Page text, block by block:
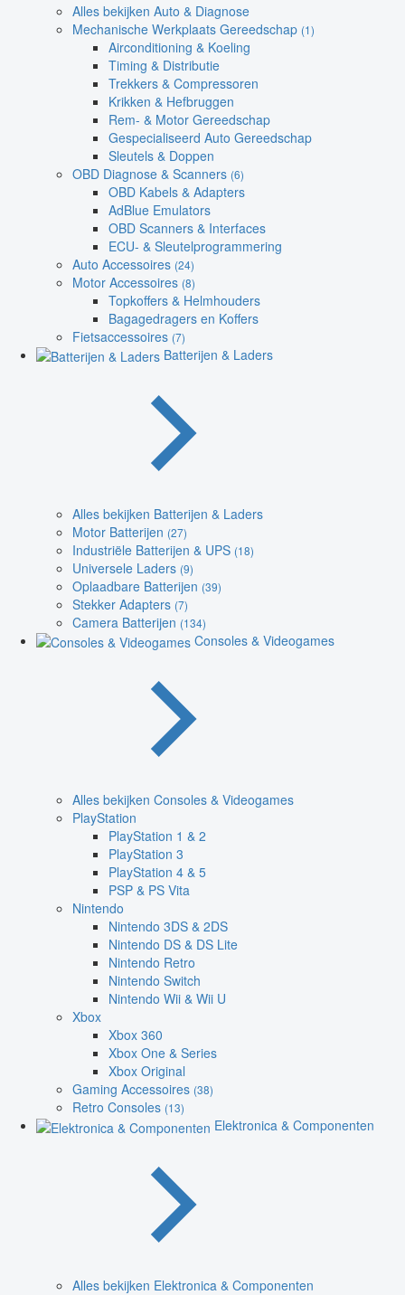
Alles bekijken Auto & Diagnose
Mechanische Werkplaats Gereedschap (1)
Airconditioning & Koeling
Timing & Distributie
Trekkers & Compressoren
Krikken & Hefbruggen
Rem- & Motor Gereedschap
Gespecialiseerd Auto Gereedschap
Sleutels & Doppen
OBD Diagnose & Scanners (6)
OBD Kabels & Adapters
AdBlue Emulators
OBD Scanners & Interfaces
ECU- & Sleutelprogrammering
Auto Accessoires (24)
Motor Accessoires (8)
Topkoffers & Helmhouders
Bagagedragers en Koffers
Fietsaccessoires (7)
Batterijen & Laders
Alles bekijken Batterijen & Laders
Motor Batterijen (27)
Industriële Batterijen & UPS (18)
Universele Laders (9)
Oplaadbare Batterijen (39)
Stekker Adapters (7)
Camera Batterijen (134)
Consoles & Videogames
Alles bekijken Consoles & Videogames
PlayStation
PlayStation 1 & 2
PlayStation 3
PlayStation 4 & 5
PSP & PS Vita
Nintendo
Nintendo 3DS & 2DS
Nintendo DS & DS Lite
Nintendo Retro
Nintendo Switch
Nintendo Wii & Wii U
Xbox
Xbox 360
Xbox One & Series
Xbox Original
Gaming Accessoires (38)
Retro Consoles (13)
Elektronica & Componenten
Alles bekijken Elektronica & Componenten